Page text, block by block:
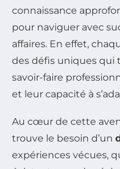
connaissance
pour naviguer avec
affaires. En effet,
des défis uniques
savoir-faire
et leur capacité à
Au cœur de cette
trouve le besoin d’un
expériences vécues,